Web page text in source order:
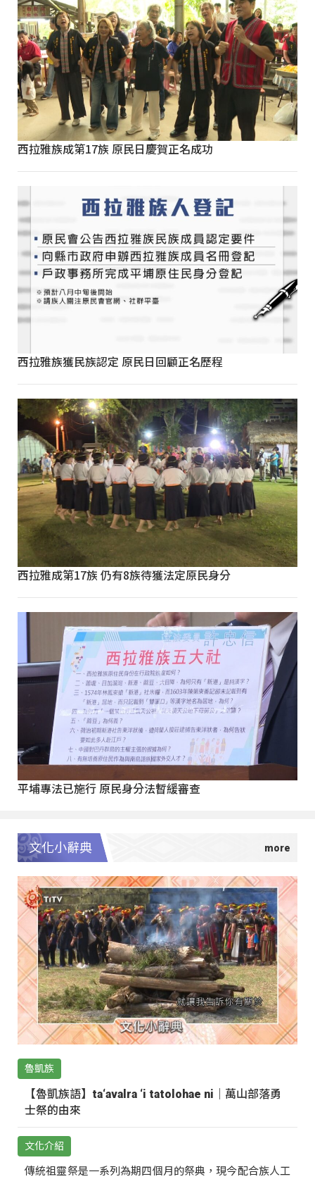
西拉雅族成第17族 原民日慶賀正名成功
西拉雅族獲民族認定 原民日回顧正名歷程
西拉雅成第17族 仍有8族待獲法定原民身分
平埔專法已施行 原民身分法暫緩審查
文化小辭典
魯凱族
【魯凱族語】ta‘avalra ‘i tatolohae ni｜萬山部落勇
士祭的由來
文化介紹
傳統祖靈祭是一系列為期四個月的祭典，現今配合族人工